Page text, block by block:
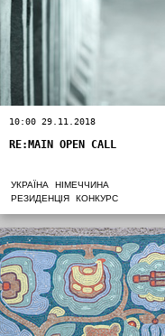
10:00 29.11.2018
RE:MAIN OPEN CALL
УКРАЇНА
НІМЕЧЧИНА
РЕЗИДЕНЦІЯ
КОНКУРС